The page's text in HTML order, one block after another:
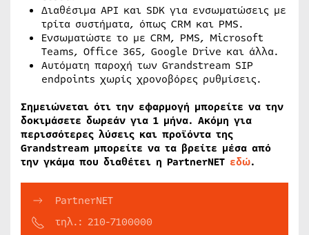
Διαθέσιμα API και SDK για ενσωματώσεις με
τρίτα συστήματα, όπως CRM και PMS.
Ενσωματώστε το με CRM, PMS, Microsoft
Teams, Office 365, Google Drive και άλλα.
Αυτόματη παροχή των Grandstream SIP
endpoints χωρίς χρονοβόρες ρυθμίσεις.
Σημειώνεται ότι την εφαρμογή μπορείτε να την
δοκιμάσετε δωρεάν για 1 μήνα. Ακόμη για
περισσότερες λύσεις και προϊόντα της
Grandstream μπορείτε να τα βρείτε μέσα από
την γκάμα που διαθέτει η PartnerNET εδώ.
PartnerNET
τηλ.: 210-7100000